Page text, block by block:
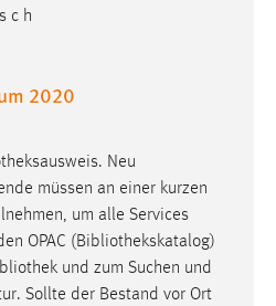
c h
2020
. Neu
müssen an einer kurzen
um alle Services
OPAC (Bibliothekskatalog)
und zum Suchen und
Sollte der Bestand vor Ort